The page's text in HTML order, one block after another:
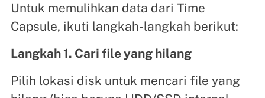
Untuk memulihkan data dari Time
Capsule, ikuti langkah-langkah berikut:
Langkah 1. Cari file yang hilang
Pilih lokasi disk untuk mencari file yang